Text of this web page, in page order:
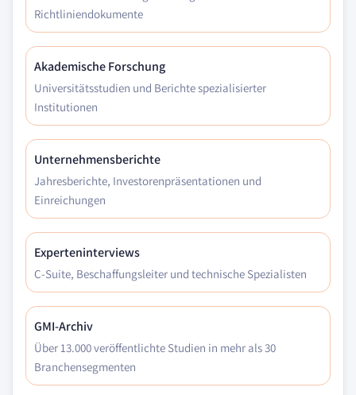
Richtliniendokumente
Akademische Forschung
Universitätsstudien und Berichte spezialisierter
Institutionen
Unternehmensberichte
Jahresberichte, Investorenpräsentationen und
Einreichungen
Experteninterviews
C-Suite, Beschaffungsleiter und technische Spezialisten
GMI-Archiv
Über 13.000 veröffentlichte Studien in mehr als 30
Branchensegmenten